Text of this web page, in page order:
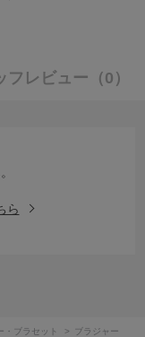
フレビュー （0）
ら
・ブラセット >
ブラジャー